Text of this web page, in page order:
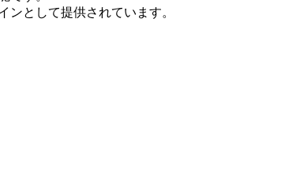
ンとして提供されています。